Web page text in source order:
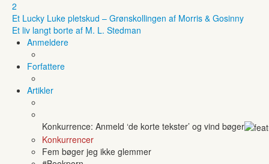
2
Et Lucky Luke pletskud – Grønskollingen af Morris & Gosinny
Et liv langt borte af M. L. Stedman
Anmeldere
Forfattere
Artikler
Konkurrence: Anmeld ‘de korte tekster’ og vind bøger
Konkurrencer
Fem bøger jeg ikke glemmer